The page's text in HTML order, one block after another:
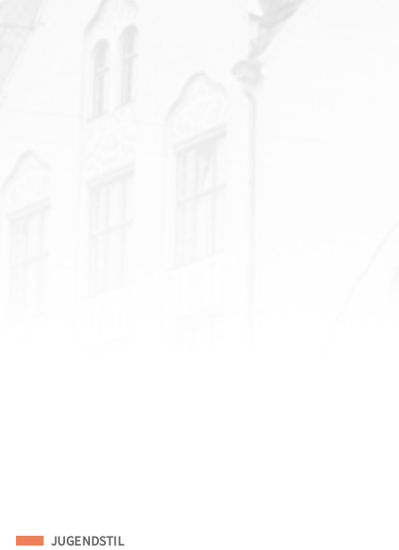
Eingeordnet unter
JUGENDSTIL